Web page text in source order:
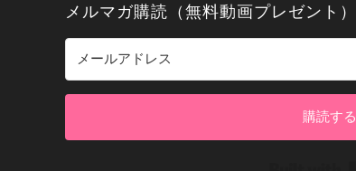
メルマガ購読（無料動画プレゼント）
購読する